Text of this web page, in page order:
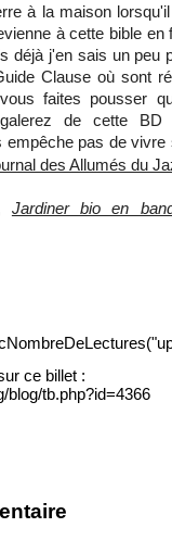
à la maison
à cette bible
déjà j'en sais un peu
Clause où sont
faites pousser
de cette BD
empêche pas de
des Allumés du
Jardiner bio en
ce billet :
blog/tb.php?id=4366